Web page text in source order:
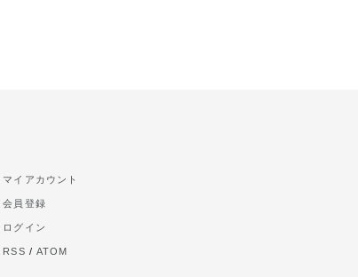
マイアカウント
会員登録
ログイン
RSS /ATOM